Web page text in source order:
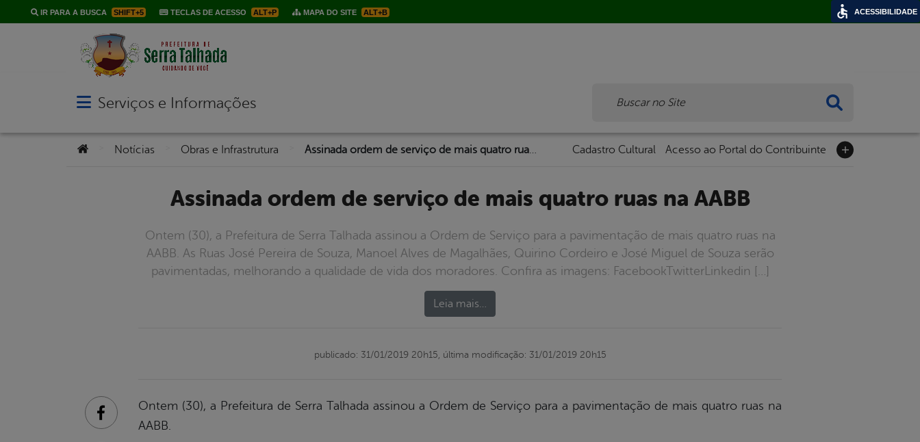
IR PARA A BUSCA SHIFT+5 TECLAS DE ACESSO ALT+P MAPA DO SITE ALT+B
Abrir menu principal de navegação
Serviços e Informações
Você está aqui:
Notícias Obras e Infrastrutura Cadastro Cultural Acesso ao Portal do Contribuinte
Assinada ordem de serviço de mais quatro ruas na AABB
Ontem (30), a Prefeitura de Serra Talhada assinou a Ordem de Serviço para a pavimentação de mais quatro ruas na
AABB. As Ruas José Pereira de Souza, Manoel Alves de Magalhães, Quirino Cordeiro e José Miguel de Souza serão
pavimentadas, melhorando a qualidade de vida dos moradores. Confira as imagens: FacebookTwitterLinkedin […]
Leia mais…
publicado: 31/01/2019 20h15, última modificação: 31/01/2019 20h15
Ontem (30), a Prefeitura de Serra Talhada assinou a Ordem de Serviço para a pavimentação de mais quatro ruas na
AABB.
Facebook
ACESSIBILIDADE